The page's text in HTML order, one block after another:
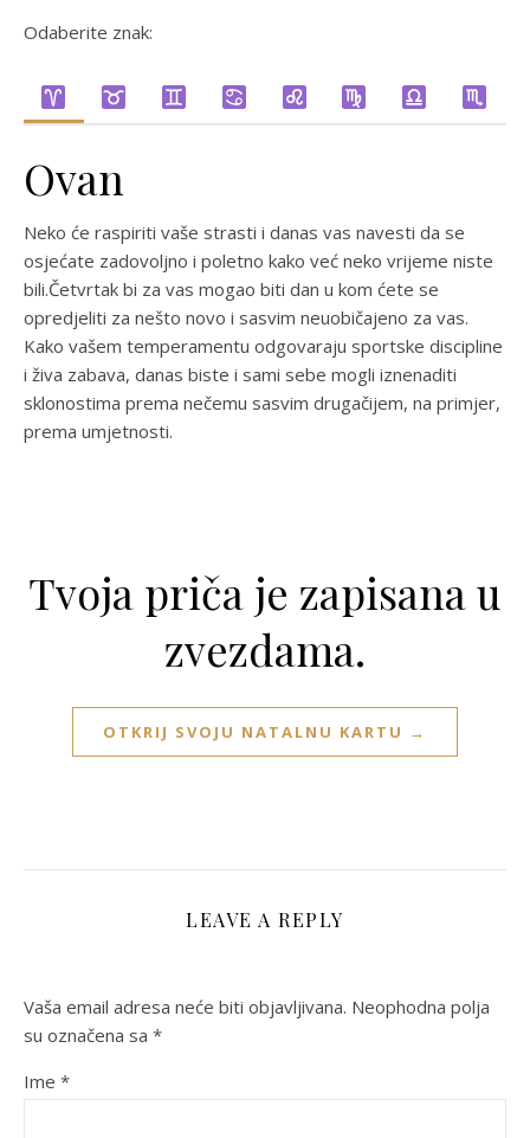
Odaberite znak:
Ovan
Neko će raspiriti vaše strasti i danas vas navesti da se
osjećate zadovoljno i poletno kako već neko vrijeme niste
bili.Četvrtak bi za vas mogao biti dan u kom ćete se
opredjeliti za nešto novo i sasvim neuobičajeno za vas.
Kako vašem temperamentu odgovaraju sportske discipline
i živa zabava, danas biste i sami sebe mogli iznenaditi
sklonostima prema nečemu sasvim drugačijem, na primjer,
prema umjetnosti.
Tvoja priča je zapisana u
zvezdama.
OTKRIJ SVOJU NATALNU KARTU →
LEAVE A REPLY
Vaša email adresa neće biti objavljivana. Neophodna polja
su označena sa *
Ime *